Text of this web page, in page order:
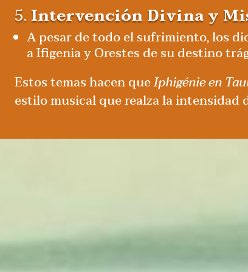
5. Intervención Divina y
A pesar de todo el sufrimiento, los
a Ifigenia y Orestes de su destino
Estos temas hacen queIphigénie en
estilo musical que realza la intensidad